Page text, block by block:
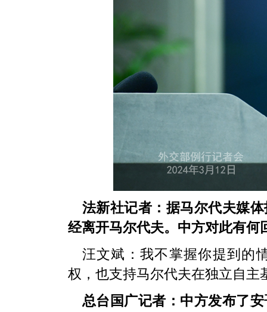
法新社记者：据马尔代夫媒
经离开马尔代夫。中方对此有何
汪文斌：我不掌握你提到的
权，也支持马尔代夫在独立自主
总台国广记者：中方发布了